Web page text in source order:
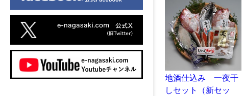
地酒仕込み 一夜干
しセット（新セッ